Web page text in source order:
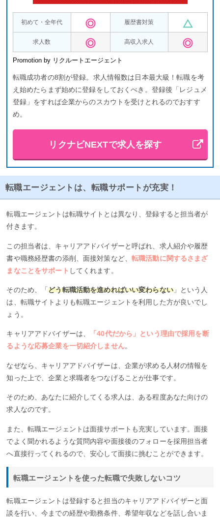
初めて・全年代 履歴書対策
求人数 高収入求人
Promotion by リクルートエージェント
転職成功者の8割が登録。求人情報数は日本最大級！転職を考
え始めたらまず始めに登録をしておくべき。登録後「レジュメ
登録」をすれば企業からのスカウトを受けとれるのでおすす
め。
リクナビNEXTで求人を探す
転職エージェントは、転職サポートが充実！
転職エージェントは転職サイトとは異なり、登録すると担当者が
付きます。
この担当者は、キャリアアドバイザーと呼ばれ、求人紹介や履歴
書や職務経歴書の添削、面接対策など、転職活動に関するさまざ
まなことをサポート してくれます。
そのため、「どう転職活動を進めればいい変わらない」という人
は、転職サイトよりも転職エージェントを利用した方が良いでし
ょう。
キャリアアドバイザーは、
「40代だから」という理由で採用を断
るような応募企業を一切紹介しません。
なぜなら、キャリアアドバイザーは、企業が求める人材の情報を
知った上で、企業と求職者をつなげることが仕事です。
そのため、あなたに紹介してくる求人は、ある程度あなた向けの
求人なのです。
また、転職エージェントは面接サポートも充実しています。面接
でよく聞かれるような質問内容や面接後のフォローを採用担当者
へ直接行ってくれるので、安心して面接に挑むことができます。
転職エージェントを使った転職で失敗しないコツ
転職エージェントは登録すると担当のキャリアアドバイザーと面
談を行い、今までの経歴や勤務条件、希望年収などを話し合いま